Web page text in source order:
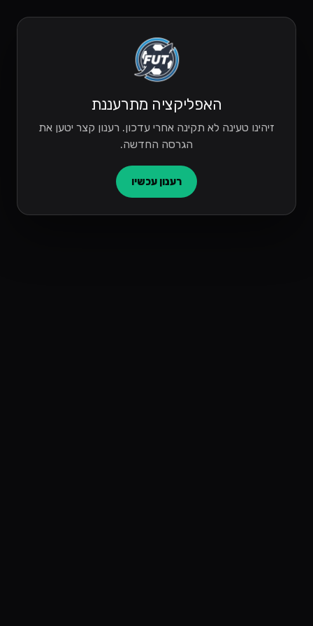
האפליקציה מתרעננת
זיהינו טעינה לא תקינה אחרי עדכון. רענון קצר יטען את
הגרסה החדשה.
רענון עכשיו